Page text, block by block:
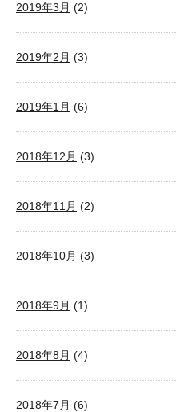
2019年3月 (2)
2019年2月 (3)
2019年1月 (6)
2018年12月 (3)
2018年11月 (2)
2018年10月 (3)
2018年9月 (1)
2018年8月 (4)
2018年7月 (6)